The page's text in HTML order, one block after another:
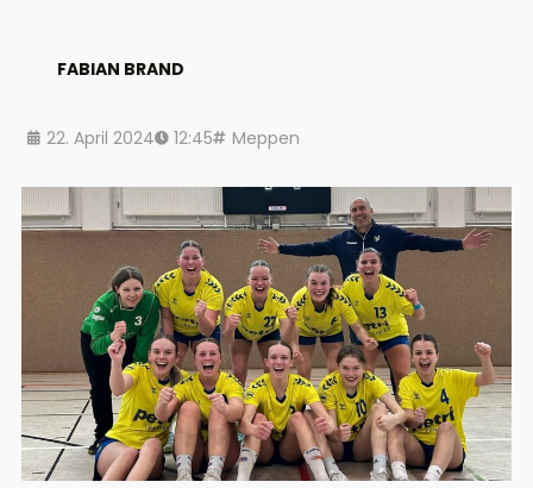
FABIAN BRAND
22. April 2024 12:45 Meppen